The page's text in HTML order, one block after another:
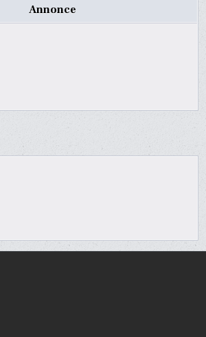
Annonce